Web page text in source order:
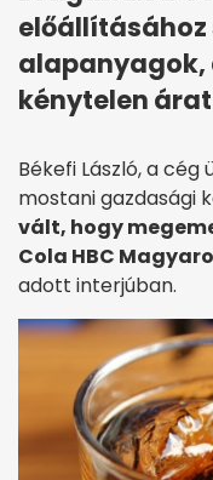
előállításához
alapanyagok,
kénytelen
Békefi László, a
mostani gazdasági
vált, hogy
Cola HBC
adott interjúban.